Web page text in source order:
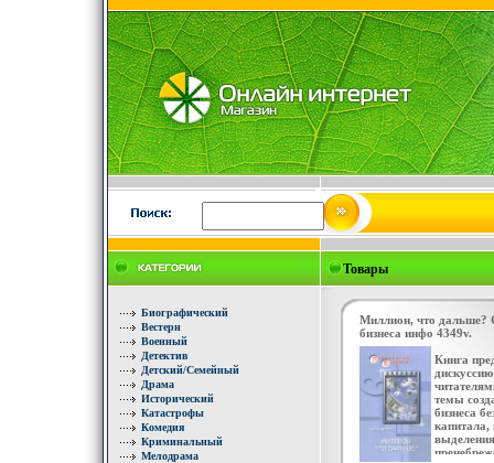
Биографический
Вестерн
Военный
Детектив
Детский/Семейный
Драма
Исторический
Катастрофы
Комедия
Криминальный
Мелодрама
Товары
Миллион, что дальше?
бизнеса инфо 4349v.
Книга
темы
бизнеса
капитала,